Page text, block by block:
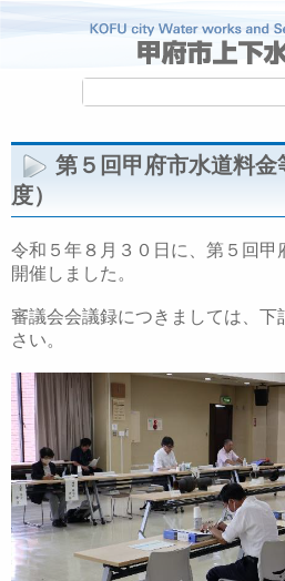
第５回甲府市水道料
度）
令和５年８月３０日に、第５回甲
開催しました。
審議会会議録につきましては、
さい。